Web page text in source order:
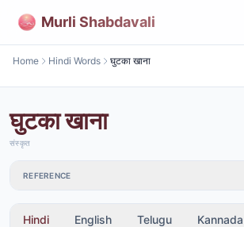
Murli Shabdavali
Home Hindi Words घुटका खाना
घुटका खाना
संस्कृत
REFERENCE
Hindi English Telugu Kannada